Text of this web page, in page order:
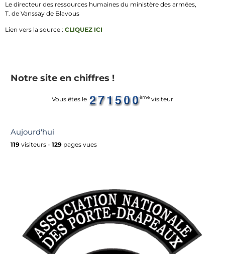
Le directeur des ressources humaines du ministère des armées,
T. de Vanssay de Blavous
Lien vers la source : CLIQUEZ ICI
Notre site en chiffres !
Vous êtes le ème visiteur
Aujourd'hui
119 visiteurs - 129 pages vues